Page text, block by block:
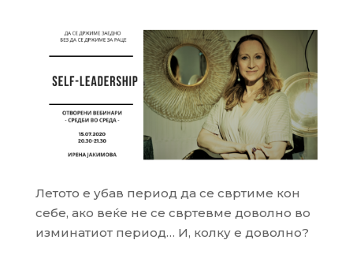
Летото е убав период да се свртиме кон
себе, ако веќе не се свртевме доволно во
изминатиот период… И, колку е доволно?